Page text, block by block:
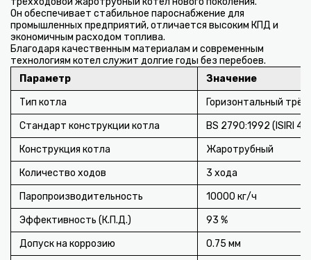
Он обеспечивает стабильное пароснабжение для
промышленных предприятий, отличается высоким КПД и
экономичным расходом топлива.
Благодаря качественным материалам и современным
технологиям котел служит долгие годы без перебоев.
Параметр
Значение
Тип котла
Горизонтальный
Стандарт конструкции котла
BS 2790:1992 (ISIRI
Конструкция котла
Жаротрубный
Количество ходов
3 хода
Паропроизводительность
10000 кг/ч
Эффективность (К.П.Д.)
93 %
Допуск на коррозию
0.75 мм